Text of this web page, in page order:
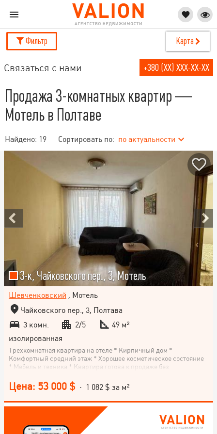
Фильтр Карта
Связаться с нами +380 (XX) XXX-XX-XX
Продажа 3-комнатных квартир —
Мотель в Полтаве
Найдено: 19 Сортировать по: по актуальности
3-к, Чайковского пер., 3, Мотель
Шевченковский , Мотель
Чайковского пер., 3, Полтава
3 комн.
2/5
49 м²
изолированная
Трехкомнатная квартира на отеле * Кирпичный дом *
Комфортный средний этаж * Хорошее косметическое состояние
* Мебель и техника * Квартира готова к продаже без
Цена: 53 000 $ · 1 082 $ за м²